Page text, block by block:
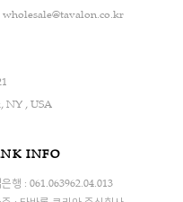
wholesale@tavalon.co.kr
NY , USA
INFO
은행 : 061.063962.04.013